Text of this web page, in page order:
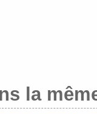
la